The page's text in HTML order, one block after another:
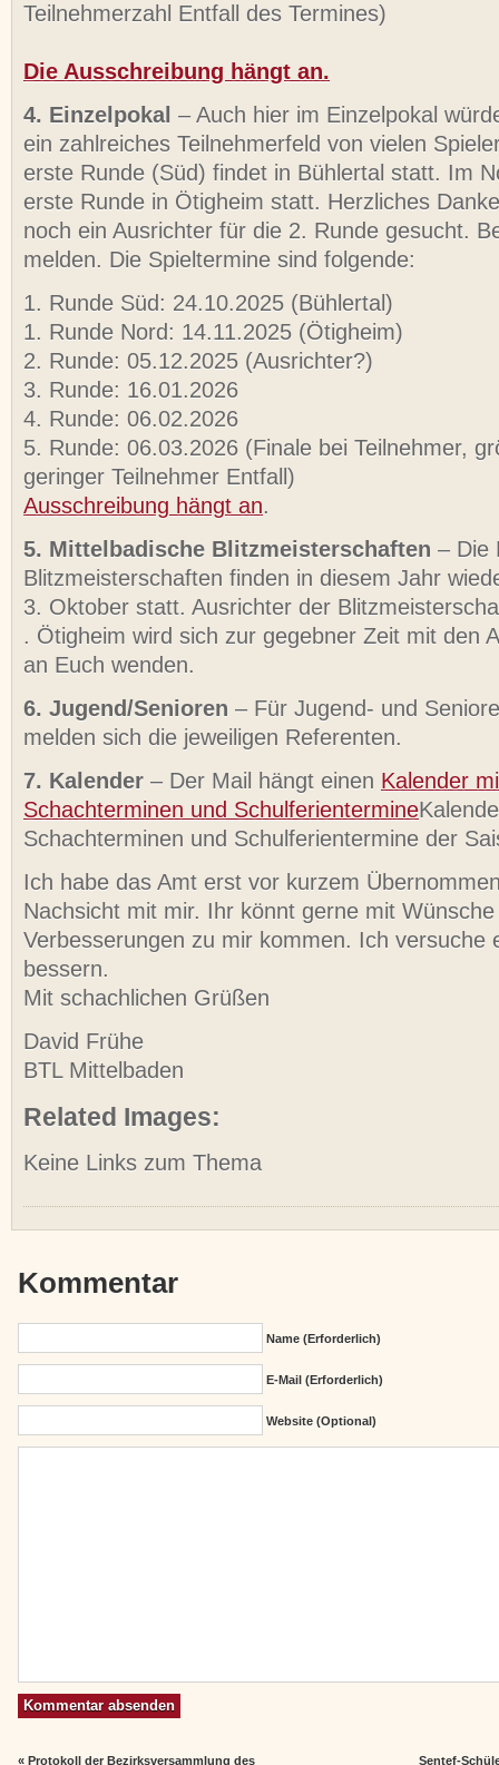
Teilnehmerzahl Entfall des Termines)
Die Ausschreibung hängt an.
4. Einzelpokal – Auch hier im Einzelpokal
ein zahlreiches Teilnehmerfeld von vielen
erste Runde (Süd) findet in Bühlertal statt. Im
erste Runde in Ötigheim statt. Herzliches
noch ein Ausrichter für die 2. Runde gesucht.
melden. Die Spieltermine sind folgende:
1. Runde Süd: 24.10.2025 (Bühlertal)
1. Runde Nord: 14.11.2025 (Ötigheim)
2. Runde: 05.12.2025 (Ausrichter?)
3. Runde: 16.01.2026
4. Runde: 06.02.2026
5. Runde: 06.03.2026 (Finale bei Teilnehmer,
geringer Teilnehmer Entfall)
Ausschreibung hängt an.
5. Mittelbadische Blitzmeisterschaften – Die
Blitzmeisterschaften finden in diesem Jahr
3. Oktober statt. Ausrichter der
. Ötigheim wird sich zur gegebner Zeit mit den
an Euch wenden.
6. Jugend/Senioren – Für Jugend- und
melden sich die jeweiligen Referenten.
7. Kalender – Der Mail hängt einen Kalender
Schachterminen und Schulferientermine
Schachterminen und Schulferientermine der
Ich habe das Amt erst vor kurzem
Nachsicht mit mir. Ihr könnt gerne mit
Verbesserungen zu mir kommen. Ich versuche
bessern.
Mit schachlichen Grüßen
David Frühe
BTL Mittelbaden
Related Images:
Keine Links zum Thema
Kommentar
Name (erforderlich)
E-Mail (erforderlich)
Website (Optional)
«Protokoll der Bezirksversammlung des Sentef-